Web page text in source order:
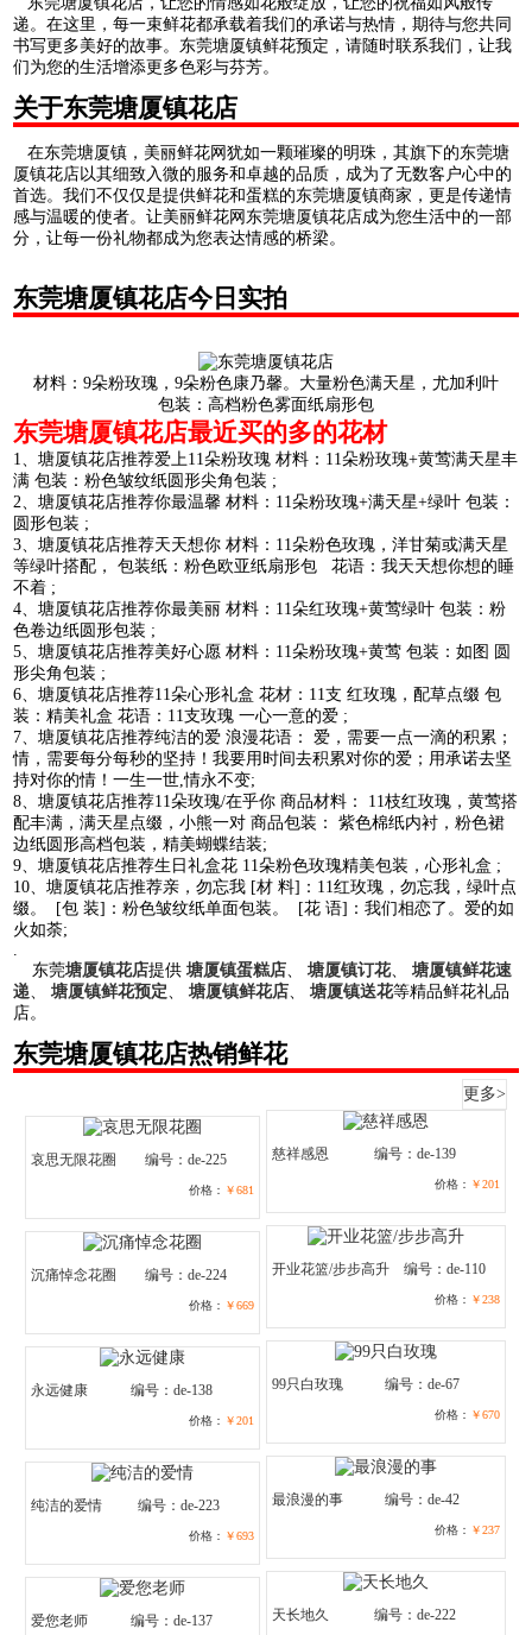
递。在这里，每一束鲜花都承载着我们的承诺与热情，期待与您共同
书写更多美好的故事。东莞塘厦镇鲜花预定，请随时联系我们，让我
们为您的生活增添更多色彩与芬芳。
关于东莞塘厦镇花店
在东莞塘厦镇，美丽鲜花网犹如一颗璀璨的明珠，其旗下的东莞塘
厦镇花店以其细致入微的服务和卓越的品质，成为了无数客户心中的
首选。我们不仅仅是提供鲜花和蛋糕的东莞塘厦镇商家，更是传递情
感与温暖的使者。让美丽鲜花网东莞塘厦镇花店成为您生活中的一部
分，让每一份礼物都成为您表达情感的桥梁。
东莞塘厦镇花店今日实拍
材料：9朵粉玫瑰，9朵粉色康乃馨。大量粉色满天星，尤加利叶
包装：高档粉色雾面纸扇形包
东莞塘厦镇花店最近买的多的花材
1、塘厦镇花店推荐爱上11朵粉玫瑰 材料：11朵粉玫瑰+黄莺满天星丰
满 包装：粉色皱纹纸圆形尖角包装 ;
2、塘厦镇花店推荐你最温馨 材料：11朵粉玫瑰+满天星+绿叶 包装：
圆形包装 ;
3、塘厦镇花店推荐天天想你 材料：11朵粉色玫瑰，洋甘菊或满天星
等绿叶搭配， 包装纸：粉色欧亚纸扇形包 花语：我天天想你想的睡
不着 ;
4、塘厦镇花店推荐你最美丽 材料：11朵红玫瑰+黄莺绿叶 包装：粉
色卷边纸圆形包装 ;
5、塘厦镇花店推荐美好心愿 材料：11朵粉玫瑰+黄莺 包装：如图 圆
形尖角包装 ;
6、塘厦镇花店推荐11朵心形礼盒 花材：11支 红玫瑰，配草点缀 包
装：精美礼盒 花语：11支玫瑰 一心一意的爱 ;
7、塘厦镇花店推荐纯洁的爱 浪漫花语： 爱，需要一点一滴的积累；
情，需要每分每秒的坚持！我要用时间去积累对你的爱；用承诺去坚
持对你的情！一生一世,情永不变;
8、塘厦镇花店推荐11朵玫瑰/在乎你 商品材料： 11枝红玫瑰，黄莺搭
配丰满，满天星点缀，小熊一对 商品包装： 紫色棉纸内衬，粉色裙
边纸圆形高档包装，精美蝴蝶结装;
9、塘厦镇花店推荐生日礼盒花 11朵粉色玫瑰精美包装，心形礼盒 ;
10、塘厦镇花店推荐亲，勿忘我 [材 料]：11红玫瑰，勿忘我，绿叶点
缀。 [包 装]：粉色皱纹纸单面包装。 [花 语]：我们相恋了。爱的如
火如荼;
.
东莞塘厦镇花店提供塘厦镇蛋糕店、塘厦镇订花、塘厦镇鲜花速
递、塘厦镇鲜花预定、塘厦镇鲜花店、塘厦镇送花等精品鲜花礼品
店。
东莞塘厦镇花店热销鲜花
更多>
哀思无限花圈 编号：de-225
价格： ￥681
慈祥感恩 编号：de-139
价格： ￥201
沉痛悼念花圈 编号：de-224
价格： ￥669
开业花篮/步步高升 编号：de-110
价格： ￥238
永远健康 编号：de-138
价格： ￥201
99只白玫瑰 编号：de-67
价格： ￥670
纯洁的爱情 编号：de-223
价格： ￥693
最浪漫的事 编号：de-42
价格： ￥237
爱您老师 编号：de-137 天长地久 编号：de-222